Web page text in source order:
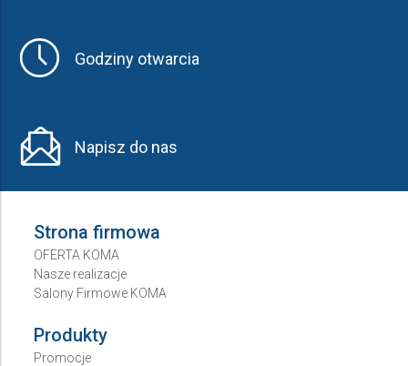
Godziny otwarcia
Napisz do nas
Strona firmowa
OFERTA KOMA
Nasze realizacje
Salony Firmowe KOMA
Produkty
Promocje